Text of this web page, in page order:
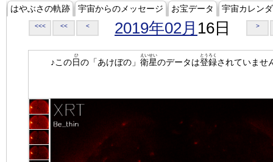
はやぶさの軌跡 宇宙からのメッセージ お宝データ 宇宙カレン
<<< << < 2019年02月 16日 >
♪この日
ひ
の「あけぼの」 衛星
えいせい
のデータは登録
とうろく
されていませ